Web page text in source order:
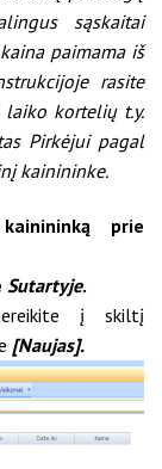
sąskaitai
paimama iš
rasite
laiko kortelių t.y.
Pirkėjui pagal
kainininke.
prie
Sutartyje.
į skiltį
[Naujas].